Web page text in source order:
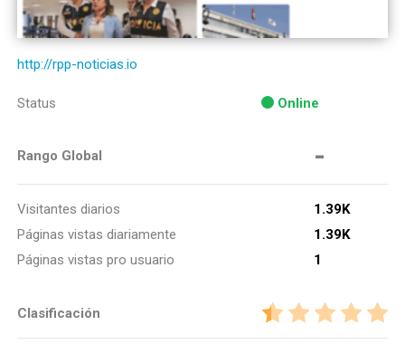
http://rpp-noticias.io
Status Online
Rango Global -
Visitantes diarios
1.39K
Páginas vistas diariamente
1.39K
Páginas vistas pro usuario
1
Clasificación